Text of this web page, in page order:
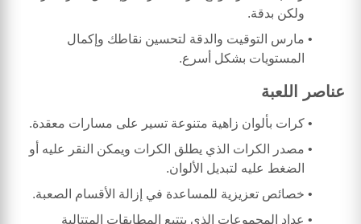
ولكن بدقة.
مارس التوقيت والدقة لتحسين نقاطك وإكمال
المستويات بشكل أسرع.
عناصر اللعبة
كرات بألوان زاهية متنوعة تسير على مسارات معقدة.
مصدر الكرات الذي يطلق الكرات ويمكن النقر عليه أو
الضغط عليه لتبديل الألوان.
خصائص تعزيزية للمساعدة في إزالة الأقسام الصعبة.
عداد المجموعات الذي يتتبع المطابقات المتتالية